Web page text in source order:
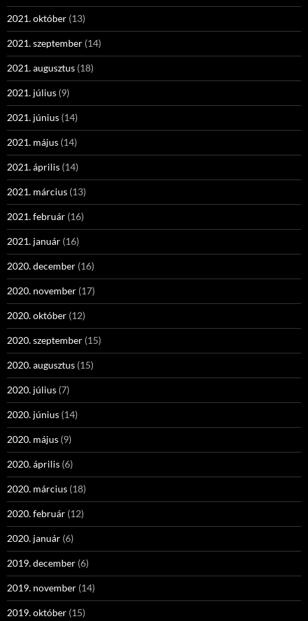
2021. október (13)
2021. szeptember (14)
2021. augusztus (18)
2021. július (9)
2021. június (14)
2021. május (14)
2021. április (14)
2021. március (13)
2021. február (16)
2021. január (16)
2020. december (16)
2020. november (17)
2020. október (12)
2020. szeptember (15)
2020. augusztus (15)
2020. július (7)
2020. június (14)
2020. május (9)
2020. április (6)
2020. március (18)
2020. február (12)
2020. január (6)
2019. december (6)
2019. november (14)
2019. október (15)